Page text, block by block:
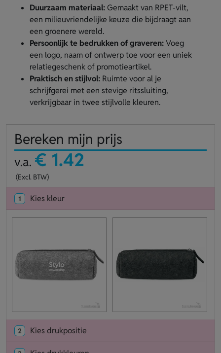
Duurzaam materiaal:Gemaakt van RPET-vilt,
een milieuvriendelijke keuze die bijdraagt aan
een groenere wereld.
Persoonlijk te bedrukken of graveren:Voeg
een logo, naam of ontwerp toe voor een uniek
relatiegeschenk of promotieartikel.
Praktisch en stijlvol: Ruimte voor al je
schrijfgerei met een stevige ritssluiting,
verkrijgbaar in twee stijlvolle kleuren.
Bereken mijn prijs
v.a. € 1.42
(Excl. BTW)
1 Kies kleur
2 Kies drukpositie